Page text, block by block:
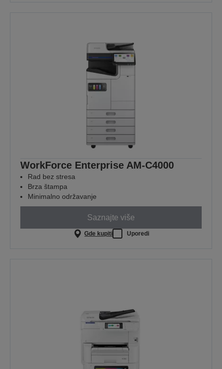
WorkForce Enterprise​ AM-C4000​
Rad bez stresa
Brza štampa
Minimalno održavanje
Saznajte više
Gde kupiti Uporedi